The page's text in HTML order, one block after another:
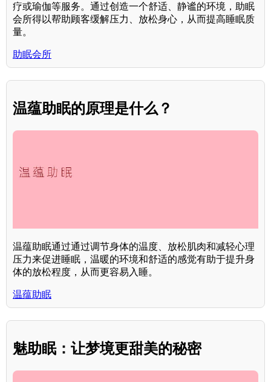
疗或瑜伽等服务。通过创造一个舒适、静谧的环境，助眠
会所得以帮助顾客缓解压力、放松身心，从而提高睡眠质
量。
助眠会所
温蕴助眠的原理是什么？
温蕴助眠通过通过调节身体的温度、放松肌肉和减轻心理
压力来促进睡眠，温暖的环境和舒适的感觉有助于提升身
体的放松程度，从而更容易入睡。
温蕴助眠
魅助眠：让梦境更甜美的秘密